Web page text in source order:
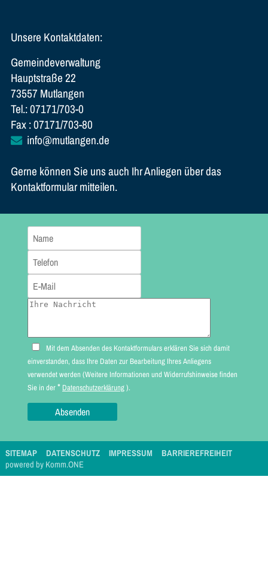
Unsere Kontaktdaten:
Gemeindeverwaltung
Hauptstraße 22
73557 Mutlangen
Tel.: 07171/703-0
Fax : 07171/703-80
info@mutlangen.de
Gerne können Sie uns auch Ihr Anliegen über das
Kontaktformular mitteilen.
Mit dem Absenden des Kontaktformulars erklären Sie sich damit
einverstanden, dass Ihre Daten zur Bearbeitung Ihres Anliegens
verwendet werden (Weitere Informationen und Widerrufshinweise finden
Sie in der* Datenschutzerklärung).
SITEMAP DATENSCHUTZ IMPRESSUM
BARRIEREFREIHEIT
powered by Komm.ONE